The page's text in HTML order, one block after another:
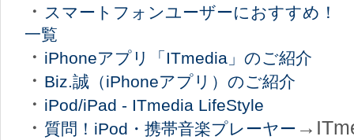
・ スマートフォンユーザーにおすすめ！
一覧
・ iPhoneアプリ「ITmedia」のご紹介
・ Biz.誠（iPhoneアプリ）のご紹介
・ iPod/iPad - ITmedia LifeStyle
・ 質問！iPod・携帯音楽プレーヤー